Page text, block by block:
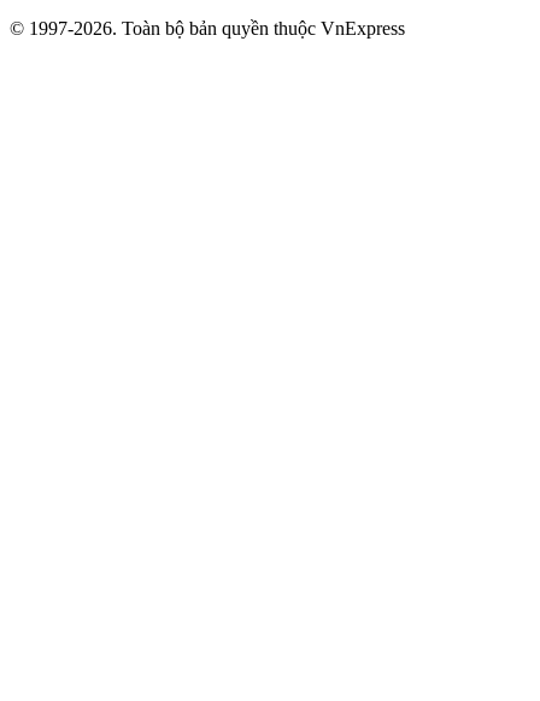
© 1997-2026. Toàn bộ bản quyền thuộc VnExpress